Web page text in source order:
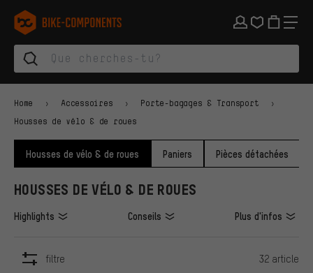
Aller à la navigation principale
Aller à la navigation des catégories
Aller au contenu
Aller aux marques et à la newsletter
Aller au pied de page
bike-components.de Page d'accueil
Home Accessoires Porte-bagages & Transport
Housses de vélo & de roues
Housses de vélo & de roues Paniers Pièces détachées
HOUSSES DE VÉLO & DE ROUES
Highlights Conseils Plus d'infos
filtre 32 article